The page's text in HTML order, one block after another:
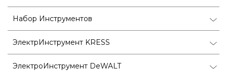
Набор Инструментов
ЭлектрИнструмент KRESS
ЭлектроИнструмент DeWALT